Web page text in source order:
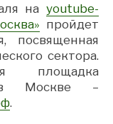
на youtube-
пройдет
посвященная
сектора.
площадка
Москве –
.